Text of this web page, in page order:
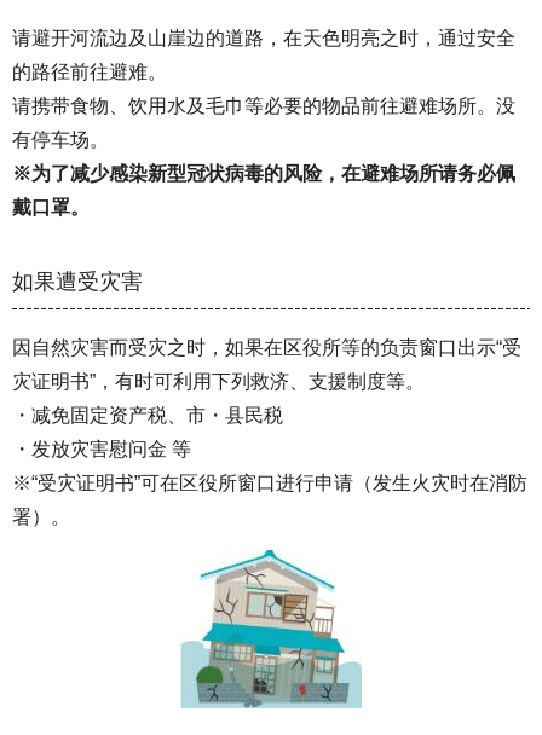
请避开河流边及山崖边的道路，在天色明亮之时，通过安全
的路径前往避难。
请携带食物、饮用水及毛巾等必要的物品前往避难场所。没
有停车场。
※为了减少感染新型冠状病毒的风险，在避难场所请务必佩
戴口罩。
如果遭受灾害
因自然灾害而受灾之时，如果在区役所等的负责窗口出示“受
灾证明书”，有时可利用下列救济、支援制度等。
・减免固定资产税、市・县民税
・发放灾害慰问金 等
※“受灾证明书”可在区役所窗口进行申请（发生火灾时在消防
署）。